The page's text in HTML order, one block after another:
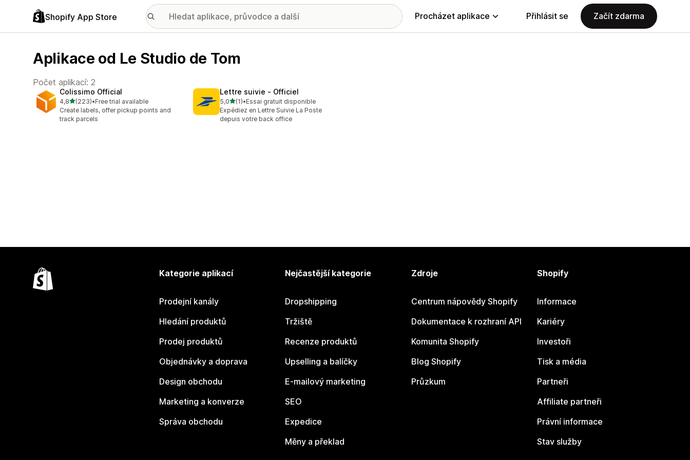
Shopify App Store Procházet aplikace Přihlásit se Začít zdarma
Aplikace od Le Studio de Tom
Počet aplikací: 2
Colissimo Official
4,8z 5 hvězd
(223)
Celkový počet recenzí: 223
•Free trial available
Create labels, offer pickup points and
track parcels
Lettre suivie ‑ Officiel
5,0z 5 hvězd
(1)
Celkový počet recenzí: 1
•Essai gratuit disponible
Expédiez en Lettre Suivie La Poste
depuis votre back office
Kategorie aplikací
Prodejní kanály
Hledání produktů
Prodej produktů
Objednávky a doprava
Design obchodu
Marketing a konverze
Správa obchodu
Nejčastější kategorie
Dropshipping
Tržiště
Recenze produktů
Upselling a balíčky
E-mailový marketing
SEO
Expedice
Měny a překlad
Zdroje
Centrum nápovědy Shopify
Dokumentace k rozhraní API
Komunita Shopify
Blog Shopify
Průzkum
Shopify
Informace
Kariéry
Investoři
Tisk a média
Partneři
Affiliate partneři
Právní informace
Stav služby